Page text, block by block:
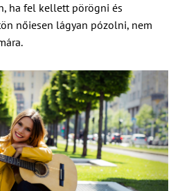
ha fel kellett pörögni és
nőiesen lágyan pózolni, nem